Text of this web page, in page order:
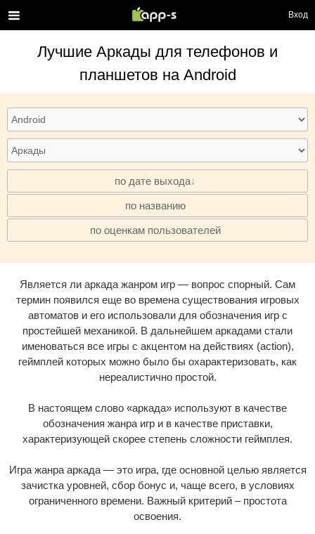
Вход
Лучшие Аркады для телефонов и
планшетов на Android
по дате выхода
· по названию
· по оценкам пользователей
Является ли аркада жанром игр — вопрос спорный. Сам
термин появился еще во времена существования игровых
автоматов и его использовали для обозначения игр с
простейшей механикой. В дальнейшем аркадами стали
именоваться все игры с акцентом на действиях (action),
геймплей которых можно было бы охарактеризовать, как
нереалистично простой.
В настоящем слово «аркада» используют в качестве
обозначения жанра игр и в качестве приставки,
характеризующей скорее степень сложности геймплея.
Игра жанра аркада — это игра, где основной целью является
зачистка уровней, сбор бонус и, чаще всего, в условиях
ограниченного времени. Важный критерий – простота
освоения.